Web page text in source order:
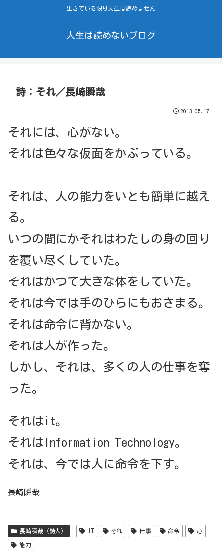
生きている限り人生は読めません
人生は読めないブログ
詩：それ／長崎瞬哉
2013.05.17
それには、心がない。
それは色々な仮面をかぶっている。
それは、人の能力をいとも簡単に越え
る。
いつの間にかそれはわたしの身の回り
を覆い尽くしていた。
それはかつて大きな体をしていた。
それは今では手のひらにもおさまる。
それは命令に背かない。
それは人が作った。
しかし、それは、多くの人の仕事を奪
った。
それはit。
それはInformation Technology。
それは、今では人に命令を下す。
長崎瞬哉
長崎瞬哉（詩人） IT それ 仕事 命令 心
能力